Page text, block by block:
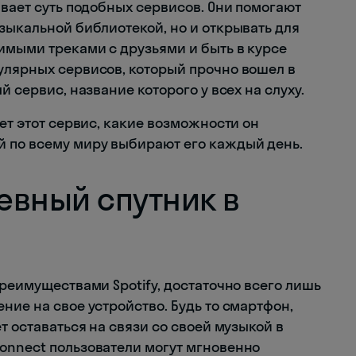
суть подобных сервисов. Они помогают
библиотекой, но и открывать для
треками с друзьями и быть в курсе
сервисов, который прочно вошел в
название которого у всех на слуху.
этот сервис, какие возможности он
по всему миру выбирают его каждый день.
спутник в
Spotify, достаточно всего лишь
на свое устройство. Будь то смартфон,
на связи со своей музыкой в
пользователи могут мгновенно